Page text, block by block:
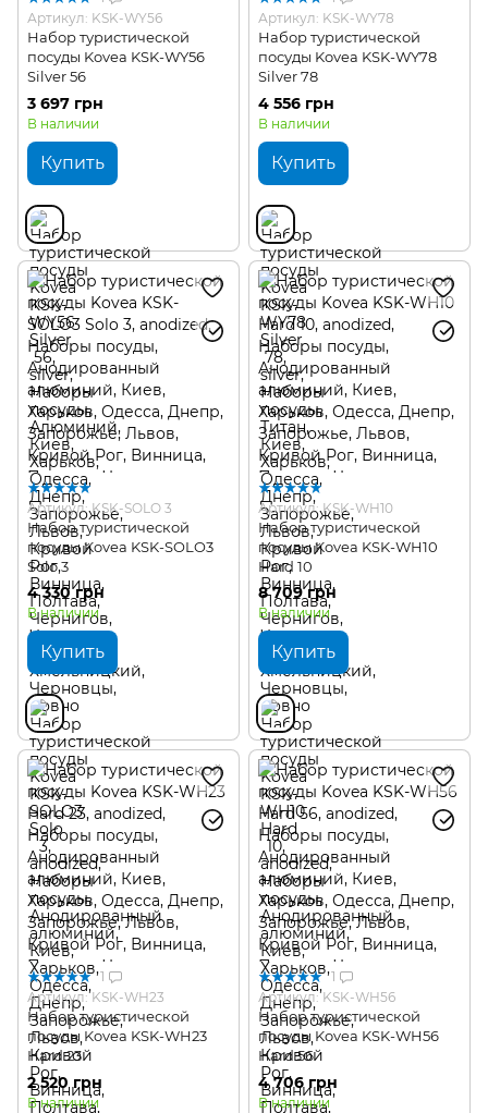
Артикул: KSK-WY56
Набор туристической
посуды Kovea KSK-WY56
Silver 56
3 697 грн
В наличии
Купить
Артикул: KSK-WY78
Набор туристической
посуды Kovea KSK-WY78
Silver 78
4 556 грн
В наличии
Купить
Артикул: KSK-SOLO 3
Набор туристической
посуды Kovea KSK-SOLO3
Solo 3
4 330 грн
В наличии
Купить
Артикул: KSK-WH10
Набор туристической
посуды Kovea KSK-WH10
Hard 10
8 709 грн
В наличии
Купить
1
Артикул: KSK-WH23
Набор туристической
посуды Kovea KSK-WH23
Hard 23
2 520 грн
В наличии
1
Артикул: KSK-WH56
Набор туристической
посуды Kovea KSK-WH56
Hard 56
4 706 грн
В наличии